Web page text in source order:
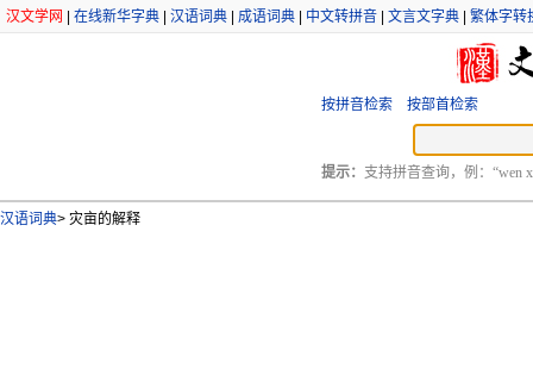
汉文学网 在线新华字典 汉语词典 成语词典 中文转拼音 文言文字典 繁体字转
按拼音检索 按部首检索
提示： 支持拼音查询，例：“wen
汉语词典> 灾亩的解释